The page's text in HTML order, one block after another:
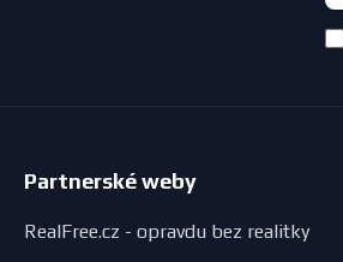
Partnerské weby
RealFree.cz - opravdu bez realitky